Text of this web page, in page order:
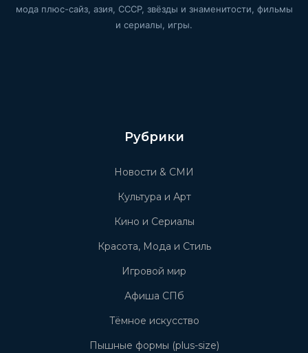
мода плюс-сайз, азия, СССР, звёзды и знаменитости, фильмы
и сериалы, игры.
Рубрики
Новости & СМИ
Культура и Арт
Кино и Сериалы
Красота, Мода и Стиль
Игровой мир
Афиша СПб
Тёмное искусство
Пышные формы (plus-size)